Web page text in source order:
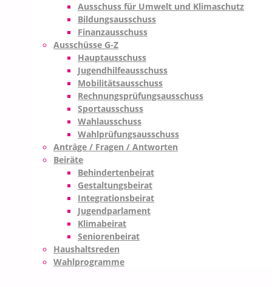
Ausschuss für Umwelt und Klimaschutz
Bildungsausschuss
Finanzausschuss
Ausschüsse G-Z
Hauptausschuss
Jugendhilfeausschuss
Mobilitätsausschuss
Rechnungsprüfungsausschuss
Sportausschuss
Wahlausschuss
Wahlprüfungsausschuss
Anträge / Fragen / Antworten
Beiräte
Behindertenbeirat
Gestaltungsbeirat
Integrationsbeirat
Jugendparlament
Klimabeirat
Seniorenbeirat
Haushaltsreden
Wahlprogramme